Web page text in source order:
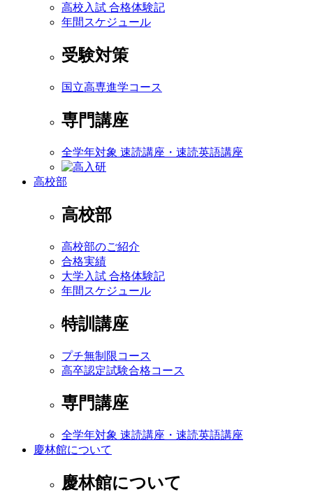
高校入試 合格体験記
年間スケジュール
受験対策
国立高専進学コース
専門講座
全学年対象 速読講座・速読英語講座
高校部
高校部
高校部のご紹介
合格実績
大学入試 合格体験記
年間スケジュール
特訓講座
プチ無制限コース
高卒認定試験合格コース
専門講座
全学年対象 速読講座・速読英語講座
慶林館について
慶林館について